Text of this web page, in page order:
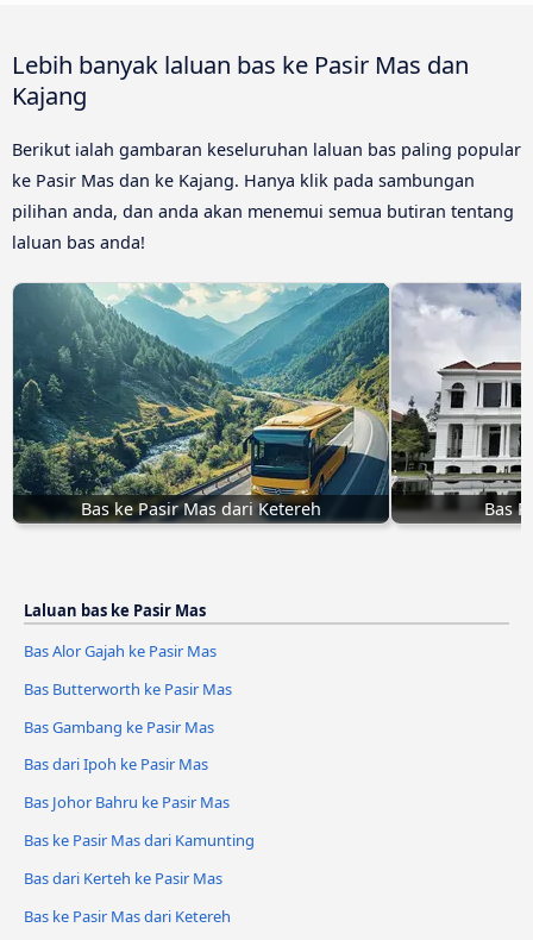
Lebih banyak laluan bas ke Pasir Mas dan
Kajang
Berikut ialah gambaran keseluruhan laluan bas paling popular
ke Pasir Mas dan ke Kajang. Hanya klik pada sambungan
pilihan anda, dan anda akan menemui semua butiran tentang
laluan bas anda!
Bas ke Pasir Mas dari Ketereh Bas
Laluan bas ke Pasir Mas
Bas Alor Gajah ke Pasir Mas
Bas Butterworth ke Pasir Mas
Bas Gambang ke Pasir Mas
Bas dari Ipoh ke Pasir Mas
Bas Johor Bahru ke Pasir Mas
Bas ke Pasir Mas dari Kamunting
Bas dari Kerteh ke Pasir Mas
Bas ke Pasir Mas dari Ketereh